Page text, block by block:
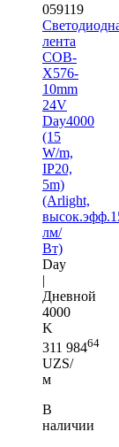
059119
лента
COB-
X576-
10mm
24V
Day4000
(15
W/m,
IP20,
5m)
(Arlight,
лм/
Вт)
Day
|
Дневной
4000
K
311 98464
UZS/
м
В
наличии